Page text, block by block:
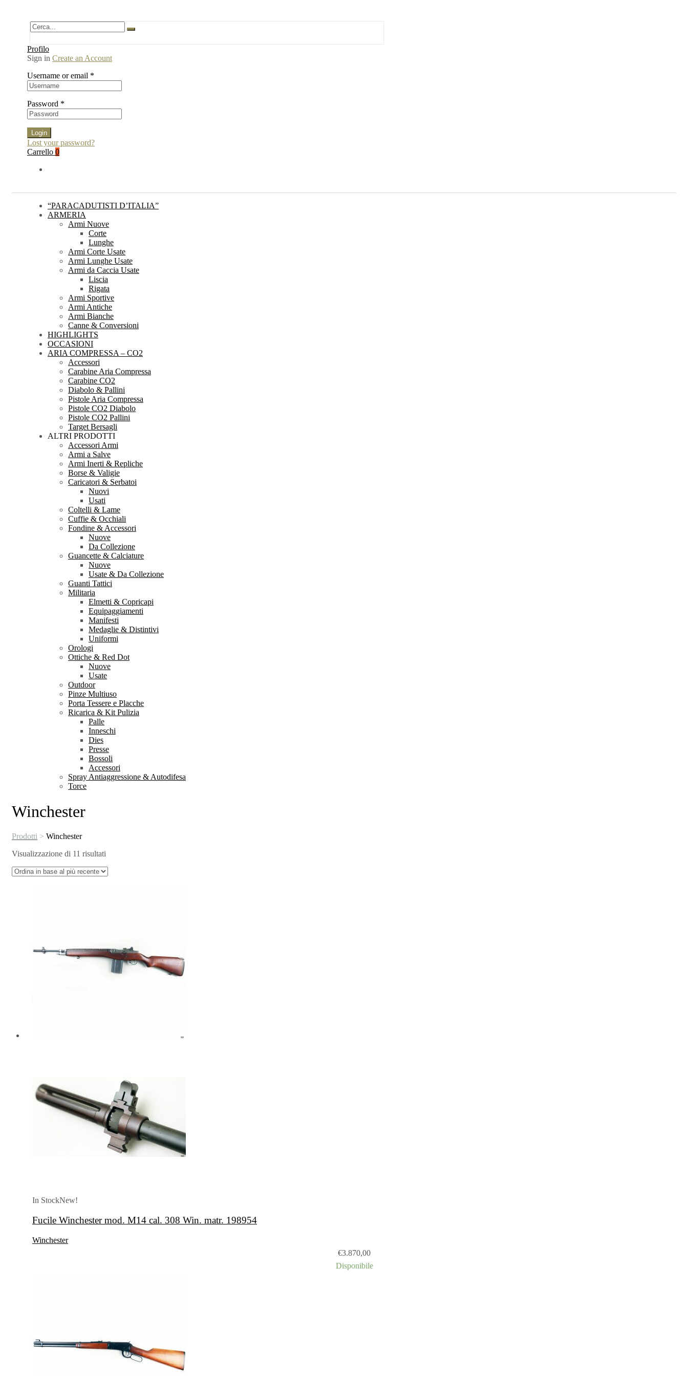
Profilo
Sign in Create an Account
Username or email *
Password *
Login
Lost your password?
Carrello 0
“PARACADUTISTI D’ITALIA”
ARMERIA
Armi Nuove
Corte
Lunghe
Armi Corte Usate
Armi Lunghe Usate
Armi da Caccia Usate
Liscia
Rigata
Armi Sportive
Armi Antiche
Armi Bianche
Canne & Conversioni
HIGHLIGHTS
OCCASIONI
ARIA COMPRESSA – CO2
Accessori
Carabine Aria Compressa
Carabine CO2
Diabolo & Pallini
Pistole Aria Compressa
Pistole CO2 Diabolo
Pistole CO2 Pallini
Target Bersagli
ALTRI PRODOTTI
Accessori Armi
Armi a Salve
Armi Inerti & Repliche
Borse & Valigie
Caricatori & Serbatoi
Nuovi
Usati
Coltelli & Lame
Cuffie & Occhiali
Fondine & Accessori
Nuove
Da Collezione
Guancette & Calciature
Nuove
Usate & Da Collezione
Guanti Tattici
Militaria
Elmetti & Copricapi
Equipaggiamenti
Manifesti
Medaglie & Distintivi
Uniformi
Orologi
Ottiche & Red Dot
Nuove
Usate
Outdoor
Pinze Multiuso
Porta Tessere e Placche
Ricarica & Kit Pulizia
Palle
Inneschi
Dies
Presse
Bossoli
Accessori
Spray Antiaggressione & Autodifesa
Torce
Winchester
Prodotti > Winchester
Visualizzazione di 11 risultati
base
In StockNew!
Fucile Winchester mod. M14 cal. 308 Win. matr. 198954
Winchester
€3.870,00
Disponibile